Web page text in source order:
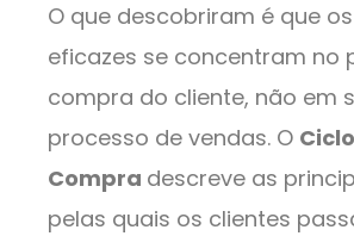
O que descobriram é que
eficazes se concentram no
compra do cliente, não em
processo de vendas. O
Compra descreve as
pelas quais os clientes